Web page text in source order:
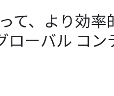
って、より効
ローバル コ